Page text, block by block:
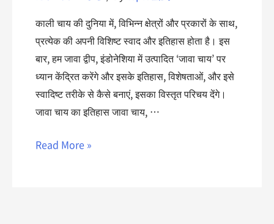
काली चाय की दुनिया में, विभिन्न क्षेत्रों और प्रकारों के साथ,
प्रत्येक की अपनी विशिष्ट स्वाद और इतिहास होता है। इस
बार, हम जावा द्वीप, इंडोनेशिया में उत्पादित ‘जावा चाय’ पर
ध्यान केंद्रित करेंगे और इसके इतिहास, विशेषताओं, और इसे
स्वादिष्ट तरीके से कैसे बनाएं, इसका विस्तृत परिचय देंगे।
जावा चाय का इतिहास जावा चाय, …
Read More »